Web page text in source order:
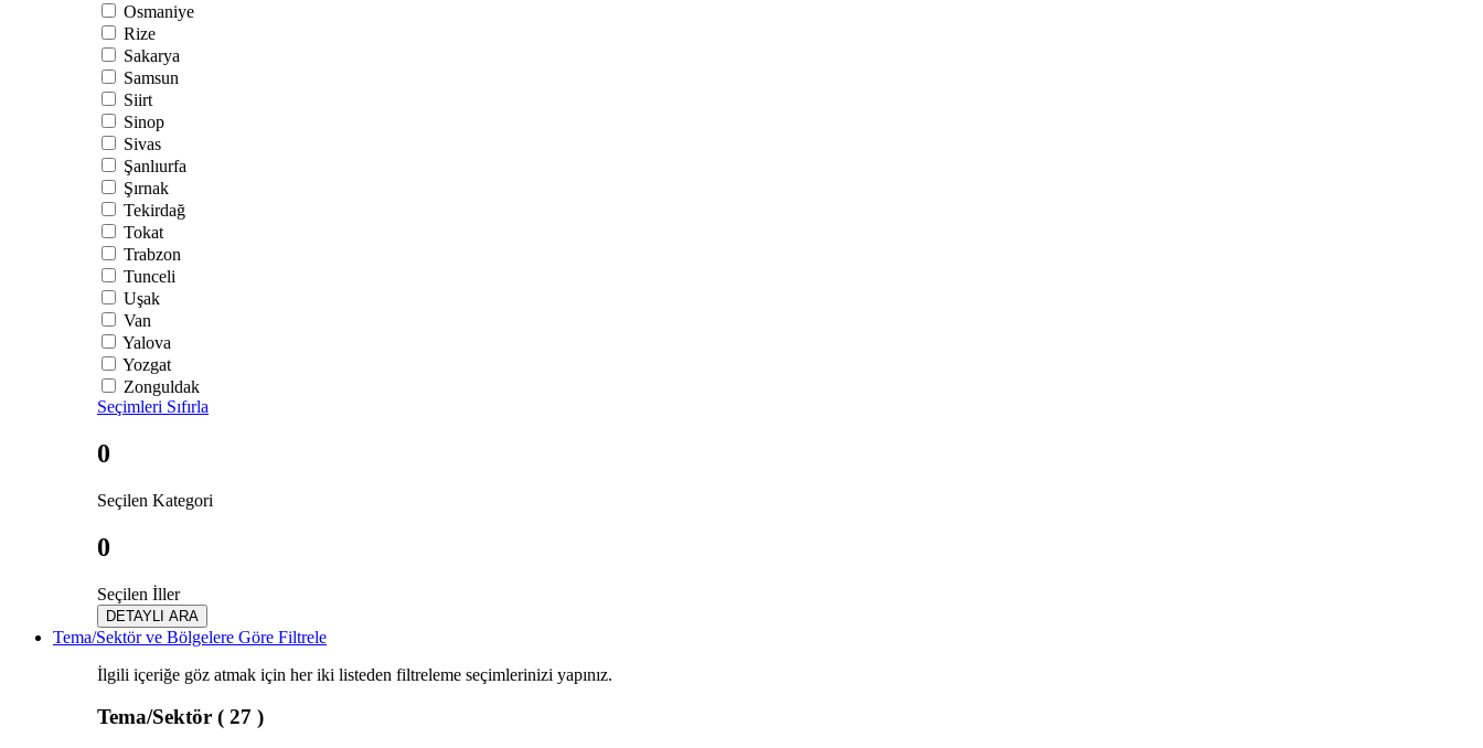
Osmaniye
Rize
Sakarya
Samsun
Siirt
Sinop
Sivas
Şanlıurfa
Şırnak
Tekirdağ
Tokat
Trabzon
Tunceli
Uşak
Van
Yalova
Yozgat
Zonguldak
Seçimleri Sıfırla
0
Seçilen Kategori
0
Seçilen İller
DETAYLI ARA
Tema/Sektör ve Bölgelere Göre Filtrele
İlgili içeriğe göz atmak için her iki listeden filtreleme seçimlerinizi yapınız.
Tema/Sektör ( 27 )